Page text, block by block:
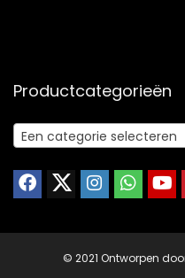
Productcategorieën
Een categorie selecteren
© 2021 Ontworpen